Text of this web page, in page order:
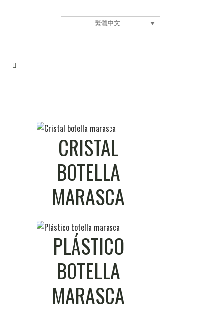
繁體中文
CRISTAL
BOTELLA
MARASCA
PLÁSTICO
BOTELLA
MARASCA